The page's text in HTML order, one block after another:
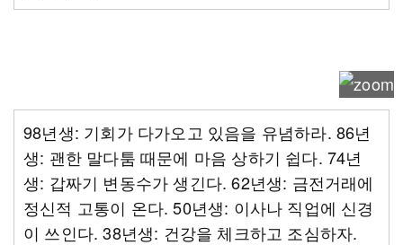
98년생: 기회가 다가오고 있음을 유념하라. 86년
생: 괜한 말다툼 때문에 마음 상하기 쉽다. 74년
생: 갑짜기 변동수가 생긴다. 62년생: 금전거래에
정신적 고통이 온다. 50년생: 이사나 직업에 신경
이 쓰인다. 38년생: 건강을 체크하고 조심하자.